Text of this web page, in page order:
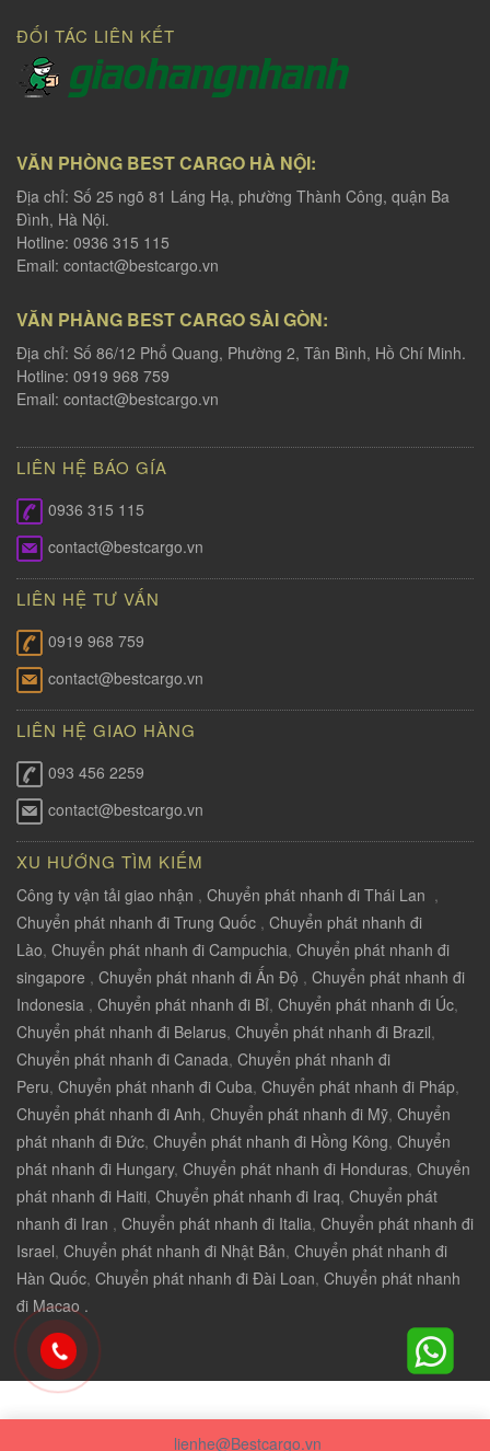
ĐỐI TÁC LIÊN KẾT
VĂN PHÒNG BEST CARGO HÀ NỘI:
Địa chỉ: Số 25 ngõ 81 Láng Hạ, phường Thành Công, quận Ba
Đình, Hà Nội.
Hotline: 0936 315 115
Email: contact@bestcargo.vn
VĂN PHÀNG BEST CARGO SÀI GÒN:
Địa chỉ: Số 86/12 Phổ Quang, Phường 2, Tân Bình, Hồ Chí Minh.
Hotline: 0919 968 759
Email: contact@bestcargo.vn
LIÊN HỆ BÁO GÍA
0936 315 115
contact@bestcargo.vn
LIÊN HỆ TƯ VẤN
0919 968 759
contact@bestcargo.vn
LIÊN HỆ GIAO HÀNG
093 456 2259
contact@bestcargo.vn
XU HƯỚNG TÌM KIẾM
Công ty vận tải giao nhận , Chuyển phát nhanh đi Thái Lan ,
Chuyển phát nhanh đi Trung Quốc , Chuyển phát nhanh đi
Lào, Chuyển phát nhanh đi Campuchia, Chuyển phát nhanh đi
singapore , Chuyển phát nhanh đi Ấn Độ , Chuyển phát nhanh đi
Indonesia , Chuyển phát nhanh đi Bỉ, Chuyển phát nhanh đi Úc,
Chuyển phát nhanh đi Belarus, Chuyển phát nhanh đi Brazil,
Chuyển phát nhanh đi Canada, Chuyển phát nhanh đi
Peru, Chuyển phát nhanh đi Cuba, Chuyển phát nhanh đi Pháp,
Chuyển phát nhanh đi Anh, Chuyển phát nhanh đi Mỹ, Chuyển
phát nhanh đi Đức, Chuyển phát nhanh đi Hồng Kông, Chuyển
phát nhanh đi Hungary, Chuyển phát nhanh đi Honduras, Chuyển
phát nhanh đi Haiti, Chuyển phát nhanh đi Iraq, Chuyển phát
nhanh đi Iran , Chuyển phát nhanh đi Italia, Chuyển phát nhanh đi
Israel, Chuyển phát nhanh đi Nhật Bản, Chuyển phát nhanh đi
Hàn Quốc, Chuyển phát nhanh đi Đài Loan, Chuyển phát nhanh
đi Macao .
lienhe@Bestcargo.vn